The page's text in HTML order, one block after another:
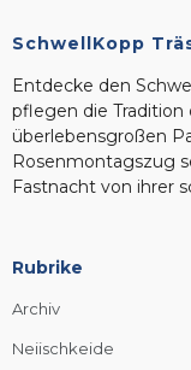
SchwellKopp
Entdecke den
pflegen die Tradition
überlebensgroßen
Rosenmontagszug
Fastnacht von ihrer
Rubrike
Archiv
Neiischkeide